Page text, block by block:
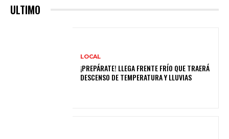
ULTIMO
LOCAL
¡PREPÁRATE! LLEGA FRENTE FRÍO QUE TRAERÁ
DESCENSO DE TEMPERATURA Y LLUVIAS